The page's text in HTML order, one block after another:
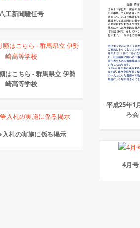
平成25年1
ろ
八工新聞離任号
はこちら - 群馬県立 伊勢
崎高等学校
入札の実施に係る掲示
4月